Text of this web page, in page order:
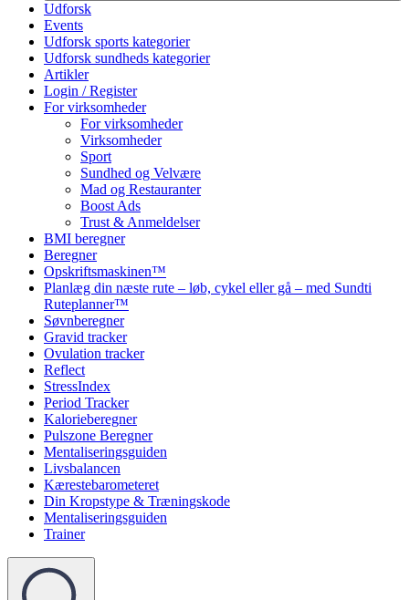
Udforsk
Events
Udforsk sports kategorier
Udforsk sundheds kategorier
Artikler
Login / Register
For virksomheder
For virksomheder
Virksomheder
Sport
Sundhed og Velvære
Mad og Restauranter
Boost Ads
Trust & Anmeldelser
BMI beregner
Beregner
Opskriftsmaskinen™
Planlæg din næste rute – løb, cykel eller gå – med Sundti
Ruteplanner™
Søvnberegner
Gravid tracker
Ovulation tracker
Reflect
StressIndex
Period Tracker
Kalorieberegner
Pulszone Beregner
Mentaliseringsguiden
Livsbalancen
Kærestebarometeret
Din Kropstype & Træningskode
Mentaliseringsguiden
Trainer